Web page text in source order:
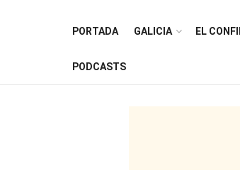
PORTADA GALICIA EL
PODCASTS